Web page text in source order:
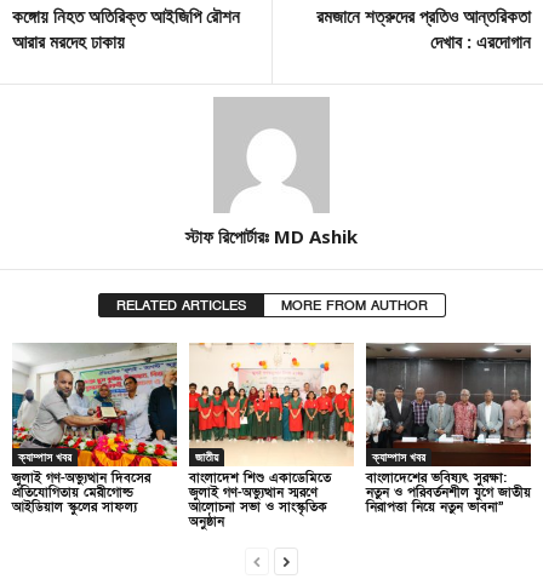
কঙ্গোয় নিহত অতিরিক্ত আইজিপি রৌশন
আরার মরদেহ ঢাকায়
রমজানে শত্রুদের প্রতিও আন্তরিকতা
দেখাব : এরদোগান
স্টাফ রিপোর্টারঃ MD Ashik
RELATED ARTICLES MORE FROM AUTHOR
ক্যাম্পাস খবর
জুলাই গণ-অভ্যুত্থান দিবসের
প্রতিযোগিতায় মেরীগোল্ড
আইডিয়াল স্কুলের সাফল্য
জাতীয়
বাংলাদেশ শিশু একাডেমিতে
জুলাই গণ-অভ্যুত্থান স্মরণে
আলোচনা সভা ও সাংস্কৃতিক
অনুষ্ঠান
ক্যাম্পাস খবর
বাংলাদেশের ভবিষ্যৎ সুরক্ষা:
নতুন ও পরিবর্তনশীল যুগে জাতীয়
নিরাপত্তা নিয়ে নতুন ভাবনা”